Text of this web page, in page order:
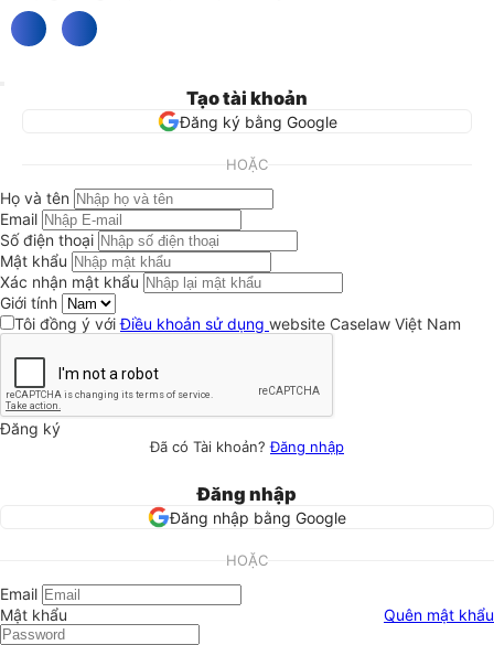
Tạo tài khoản
Đăng ký bằng Google
HOẶC
Họ và tên
Email
Số điện thoại
Mật khẩu
Xác nhận mật khẩu
Giới tính
Tôi đồng ý vớiĐiều khoản sử dụng website Caselaw Việt Nam
Đăng ký
Đã có Tài khoản?Đăng nhập
Đăng nhập
Đăng nhập bằng Google
HOẶC
Email
Mật khẩu
Quên mật khẩu